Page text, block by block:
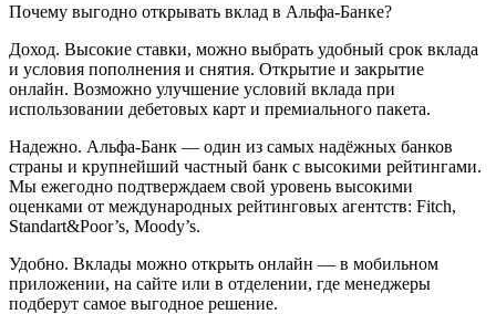
Почему выгодно открывать вклад в Альфа-Банке?
Доход. Высокие ставки, можно выбрать удобный срок вклада
и условия пополнения и снятия. Открытие и закрытие
онлайн. Возможно улучшение условий вклада при
использовании дебетовых карт и премиального пакета.
Надежно. Альфа-Банк — один из самых надёжных банков
страны и крупнейший частный банк с высокими рейтингами.
Мы ежегодно подтверждаем свой уровень высокими
оценками от международных рейтинговых агентств: Fitch,
Standart&Poor’s, Moody’s.
Удобно. Вклады можно открыть онлайн — в мобильном
приложении, на сайте или в отделении, где менеджеры
подберут самое выгодное решение.